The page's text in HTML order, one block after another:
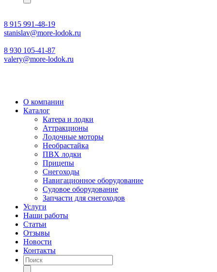
8 915 991-48-19
stanislav@more-lodok.ru
8 930 105-41-87
valery@more-lodok.ru
О компании
Каталог
Катера и лодки
Аттракционы
Лодочные моторы
Необрастайка
ПВХ лодки
Прицепы
Снегоходы
Навигационное оборудование
Судовое оборудование
Запчасти для снегоходов
Услуги
Наши работы
Статьи
Отзывы
Новости
Контакты
Поиск
товаров